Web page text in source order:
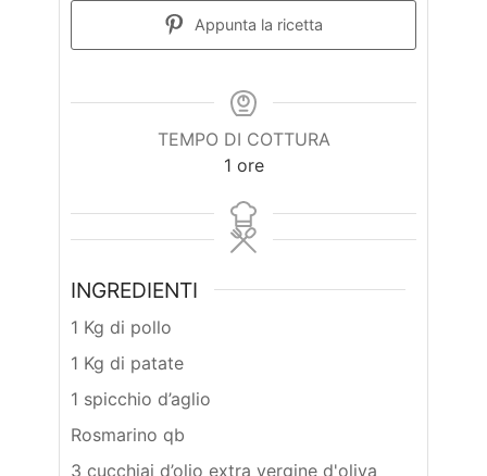
Appunta la ricetta
TEMPO DI COTTURA
1ora
ore
INGREDIENTI
1 Kg di pollo
1 Kg di patate
1 spicchio d’aglio
Rosmarino qb
3 cucchiai d’olio extra vergine d'oliva